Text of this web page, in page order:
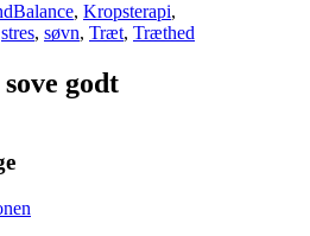
, Kropsterapi,
stres, søvn, Træt, Træthed
godt